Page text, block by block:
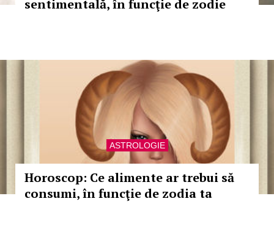
sentimentală, în funcţie de zodie
ASTROLOGIE
Horoscop: Ce alimente ar trebui să
consumi, în funcţie de zodia ta